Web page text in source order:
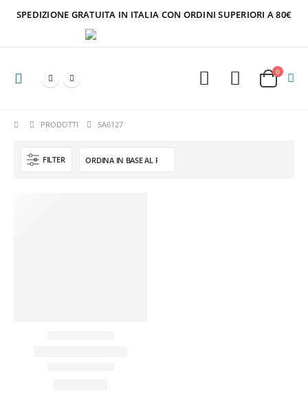
SPEDIZIONE GRATUITA IN ITALIA CON ORDINI SUPERIORI A 80€
0
PRODOTTI SA6127
FILTER